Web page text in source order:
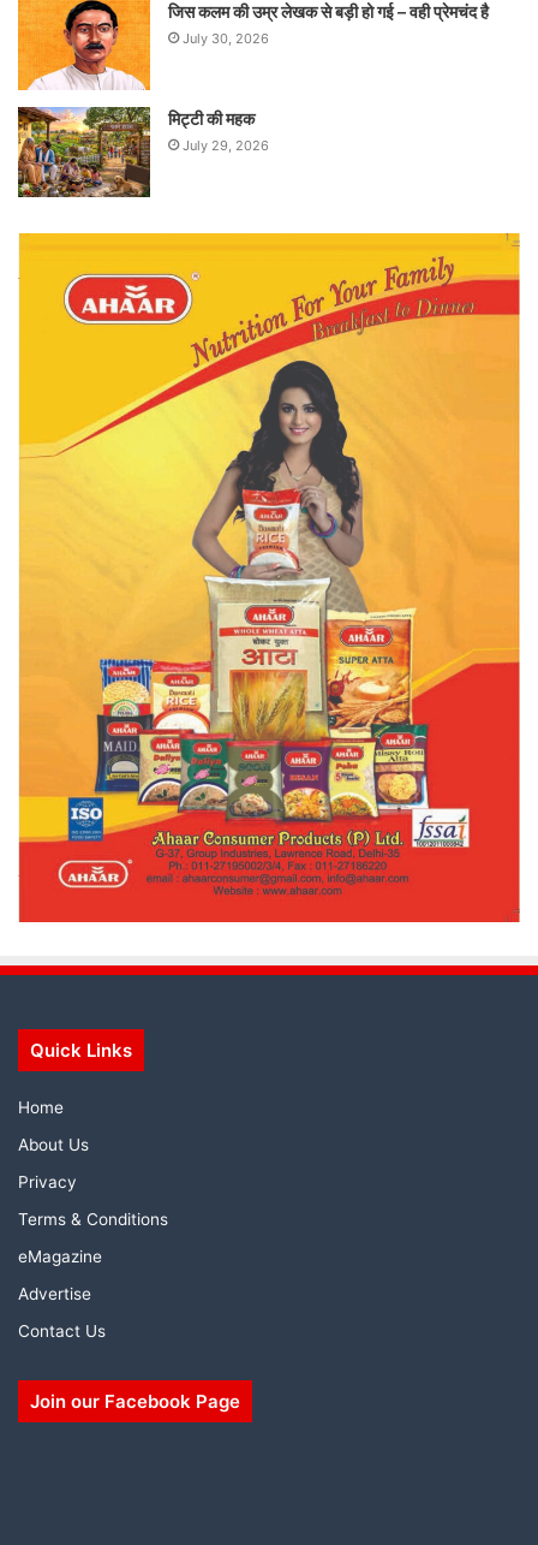
जिस कलम की उम्र लेखक से बड़ी हो गई – वही प्रेमचंद है
July 30, 2026
मिट्टी की महक
July 29, 2026
Quick Links
Home
About Us
Privacy
Terms & Conditions
eMagazine
Advertise
Contact Us
Join our Facebook Page